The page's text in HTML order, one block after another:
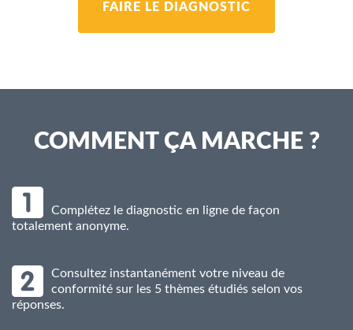
FAIRE LE DIAGNOSTIC
COMMENT ÇA MARCHE ?
Complétez le diagnostic en ligne de façon
totalement anonyme.
Consultez instantanément votre niveau de
conformité sur les 5 thèmes étudiés selon vos
réponses.